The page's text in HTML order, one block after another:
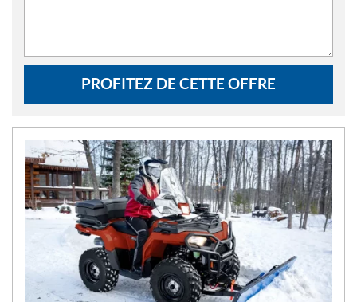
PROFITEZ DE CETTE OFFRE
N
O
U
V
E
E